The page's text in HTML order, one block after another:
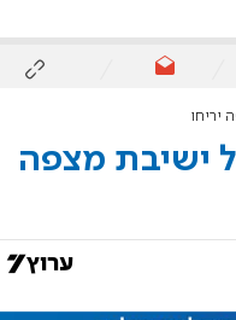
יריחו
ישיבת מצפה